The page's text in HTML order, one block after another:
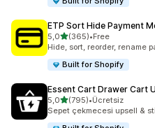
ETP Sort Hide Payment
5,05 yıldız üzerinden
(365)
toplam 365 değerlendirme
•Free
Hide, sort, reorder, rename
Built for Shopify
Essent Cart Drawer Cart
5,05 yıldız üzerinden
(795)
toplam 795 değerlendirme
•Ücretsiz
Sepet çekmecesi upsell &